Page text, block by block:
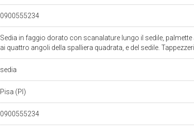
0900555234
Sedia in faggio dorato con scanalature lungo il sedile,
ai quattro angoli della spalliera quadrata, e del sedile.
sedia
Pisa (PI)
0900555234